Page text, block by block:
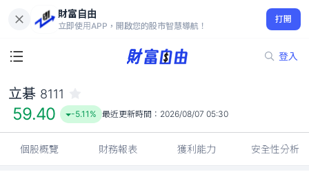
財富自由
立即使用APP，開啟您的股市智慧導航！
打開
登入
59.40
-5.11%
立碁 8111
59.40 -5.11% 最近更新時間： 2026/08/07 05:30
個股概覽 財務報表 獲利能力 安全性分析